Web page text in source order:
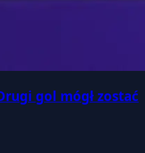
gol mógł zostać